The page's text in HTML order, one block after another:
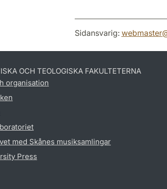
Sidansvarig: webmaster
OCH TEOLOGISKA FAKULTETERNA
organisation
med Skånes musiksamlingar
Press